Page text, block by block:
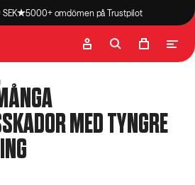
5000+ omdömen på Trustpilot
MED TYNGRE